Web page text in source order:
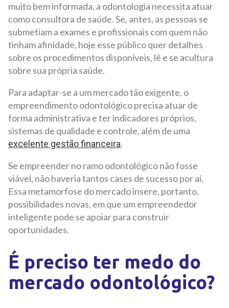
muito bem informada, a odontologia necessita atuar
como consultora de saúde. Se, antes, as pessoas se
submetiam a exames e profissionais com quem não
tinham afinidade, hoje esse público quer detalhes
sobre os procedimentos disponíveis, lê e se acultura
sobre sua própria saúde.
Para adaptar-se a um mercado tão exigente, o
empreendimento odontológico precisa atuar de
forma administrativa e ter indicadores próprios,
sistemas de qualidade e controle, além de uma
excelente gestão financeira.
Se empreender no ramo odontológico não fosse
viável, não haveria tantos cases de sucesso por aí.
Essa metamorfose do mercado insere, portanto,
possibilidades novas, em que um empreendedor
inteligente pode se apoiar para construir
oportunidades.
É preciso ter medo do
mercado odontológico?